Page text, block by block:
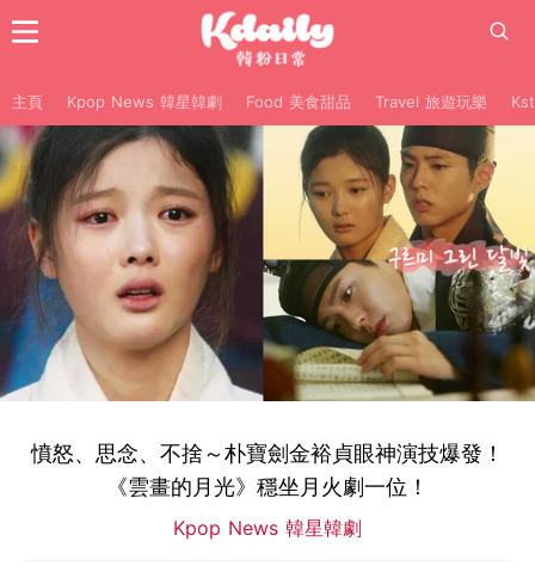
主頁 Kpop News 韓星韓劇 Food 美食甜品 Travel 旅遊玩樂
憤怒、思念、不捨～朴寶劍金裕貞眼神演技爆發！
《雲畫的月光》穩坐月火劇一位！
Kpop News 韓星韓劇